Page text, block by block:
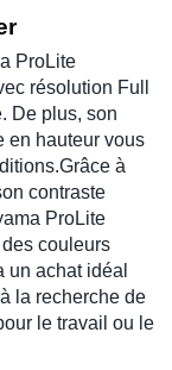
ProLite
résolution Full
De plus, son
en hauteur vous
à
contraste
ProLite
couleurs
un achat idéal
la recherche de
le travail ou le